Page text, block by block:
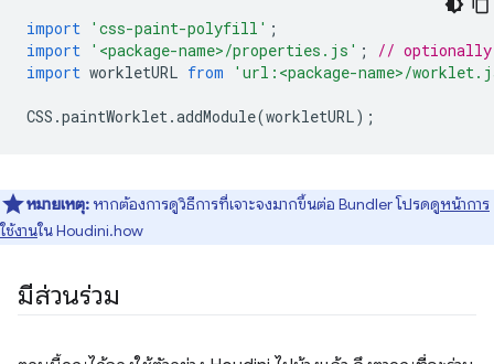
import 'css-paint-polyfill' ;
import '<package-name>/properties.js' ;
//
import workletURL from 'url:<package-name>/
CSS .paintWorklet.addModule(workletURL);
หมายเหตุ: หากต้องการดูวิธีการที่เจาะจงมากขึ้นต่อ Bundler โปรดดูหน้าการ
ใช้งานใน Houdini.how
มีส่วนร่วม